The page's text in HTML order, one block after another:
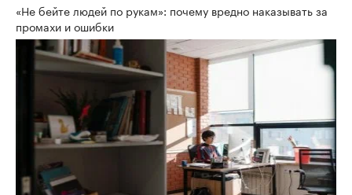
«Не бейте людей по рукам»: почему вредно наказывать за
промахи и ошибки